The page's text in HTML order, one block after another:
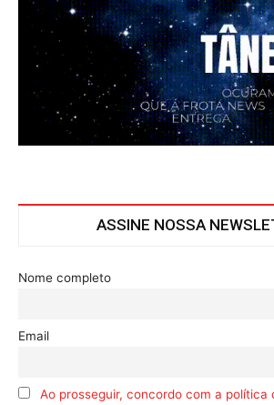
ASSINE NOSSA
Nome completo
Email
Ao prosseguir, concordo com a política